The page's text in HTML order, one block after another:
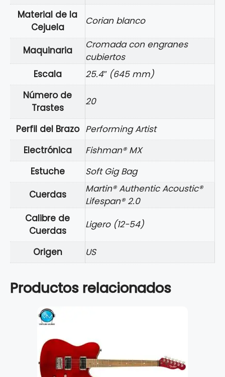
Material de la
Cejuela
Corian blanco
Maquinaria
Cromada con engranes
cubiertos
Escala
25.4″ (645 mm)
Número de
Trastes
20
Perfil del Brazo Performing Artist
Electrónica
Fishman® MX
Estuche
Soft Gig Bag
Cuerdas
Martin® Authentic Acoustic®
Lifespan® 2.0
Calibre de
Cuerdas
Ligero (12-54)
Origen US
Productos relacionados